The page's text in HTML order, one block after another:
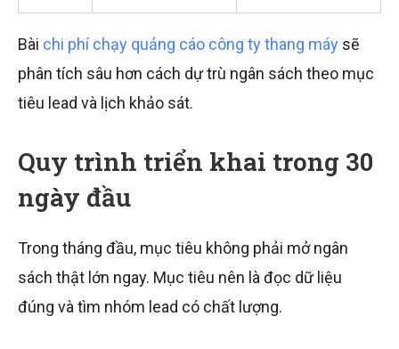
Bài chi phí chạy quảng cáo công ty thang máy sẽ
phân tích sâu hơn cách dự trù ngân sách theo mục
tiêu lead và lịch khảo sát.
Quy trình triển khai trong 30
ngày đầu
Trong tháng đầu, mục tiêu không phải mở ngân
sách thật lớn ngay. Mục tiêu nên là đọc dữ liệu
đúng và tìm nhóm lead có chất lượng.